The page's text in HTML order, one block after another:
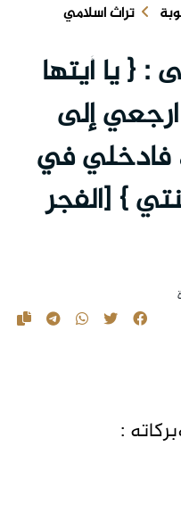
تراث اسلامي
: { يا أيتها
إلى
فادخلي في
} [الفجر
: